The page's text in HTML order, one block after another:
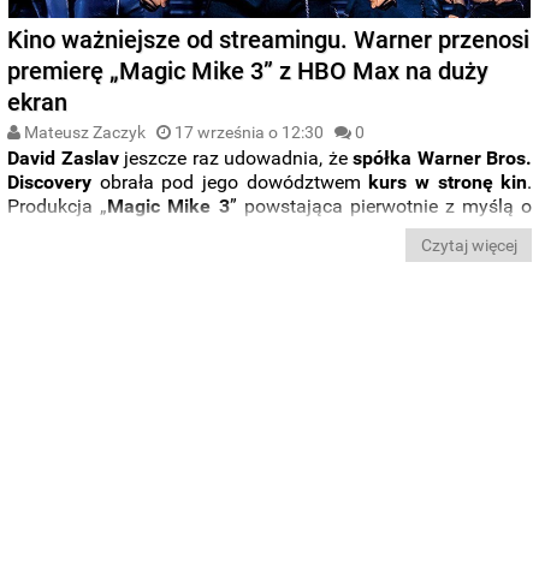
Kino ważniejsze od streamingu. Warner przenosi
premierę „Magic Mike 3” z HBO Max na duży
ekran
Mateusz Zaczyk 17 września o 12:30 0
David Zaslavjeszcze raz udowadnia, żespółka Warner Bros.
Discovery obrała pod jego dowództwem kurs w stronę kin.
Produkcja „Magic Mike 3” powstająca pierwotnie z myślą o
trafi jednak do
Czytaj więcej